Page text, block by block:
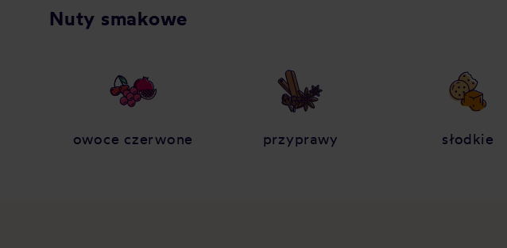
Nuty smakowe
owoce czerwone przyprawy słodkie